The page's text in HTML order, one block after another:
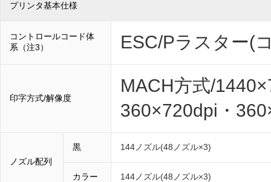
プリンタ基本仕様
コントロールコード体
系（注3）
ESC/Pラスター(
印字方式/解像度
MACH方式/
360×720dpi・
ノズル配列
黒 144ノズル(48ノズル×3)
カラー 144ノズル(48ノズル×3)